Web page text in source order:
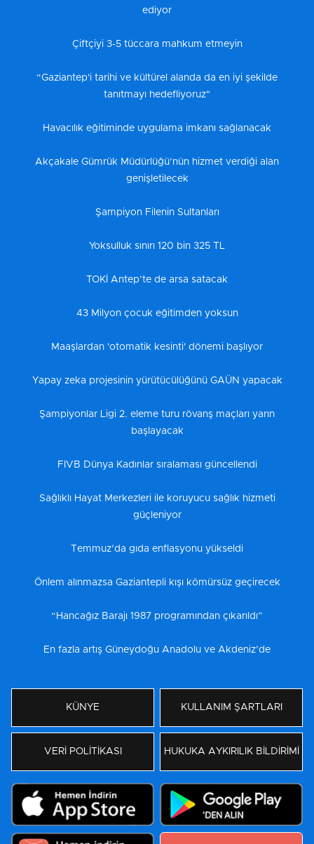
ediyor
Çiftçiyi 3-5 tüccara mahkum etmeyin
“Gaziantep'i tarihi ve kültürel alanda da en iyi şekilde
tanıtmayı hedefliyoruz"
Havacılık eğitiminde uygulama imkanı sağlanacak
Akçakale Gümrük Müdürlüğü’nün hizmet verdiği alan
genişletilecek
Şampiyon Filenin Sultanları
Yoksulluk sınırı 120 bin 325 TL
TOKİ Antep’te de arsa satacak
43 Milyon çocuk eğitimden yoksun
Maaşlardan 'otomatik kesinti' dönemi başlıyor
Yapay zeka projesinin yürütücülüğünü GAÜN yapacak
Şampiyonlar Ligi 2. eleme turu rövanş maçları yarın
başlayacak
FIVB Dünya Kadınlar sıralaması güncellendi
Sağlıklı Hayat Merkezleri ile koruyucu sağlık hizmeti
güçleniyor
Temmuz’da gıda enflasyonu yükseldi
Önlem alınmazsa Gaziantepli kışı kömürsüz geçirecek
“Hancağız Barajı 1987 programından çıkarıldı”
En fazla artış Güneydoğu Anadolu ve Akdeniz’de
KÜNYE KULLANIM ŞARTLARI
VERİ POLİTİKASI HUKUKA AYKIRILIK BİLDİRİMİ